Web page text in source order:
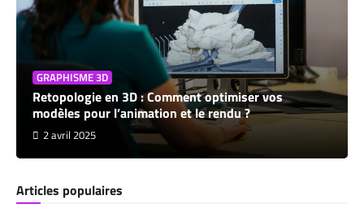
GRAPHISME 3D
Retopologie en 3D : Comment optimiser vos
modèles pour l’animation et le rendu ?
2 avril 2025
Articles populaires